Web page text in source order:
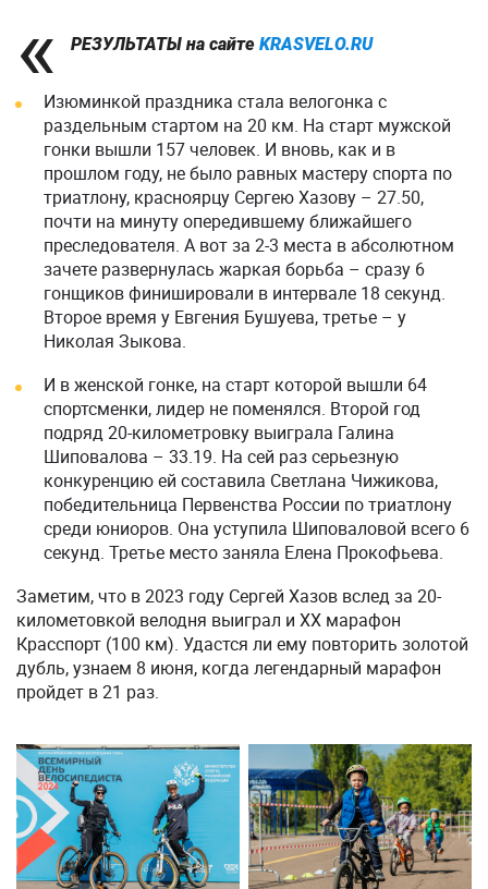
РЕЗУЛЬТАТЫ на сайте KRASVELO.RU
Изюминкой праздника стала велогонка с
раздельным стартом на 20 км. На старт мужской
гонки вышли 157 человек. И вновь, как и в
прошлом году, не было равных мастеру спорта по
триатлону, красноярцу Сергею Хазову – 27.50,
почти на минуту опередившему ближайшего
преследователя. А вот за 2-3 места в абсолютном
зачете развернулась жаркая борьба – сразу 6
гонщиков финишировали в интервале 18 секунд.
Второе время у Евгения Бушуева, третье – у
Николая Зыкова.
И в женской гонке, на старт которой вышли 64
спортсменки, лидер не поменялся. Второй год
подряд 20-километровку выиграла Галина
Шиповалова – 33.19. На сей раз серьезную
конкуренцию ей составила Светлана Чижикова,
победительница Первенства России по триатлону
среди юниоров. Она уступила Шиповаловой всего 6
секунд. Третье место заняла Елена Прокофьева.
Заметим, что в 2023 году Сергей Хазов вслед за 20-
километовкой велодня выиграл и ХХ марафон
Красспорт (100 км). Удастся ли ему повторить золотой
дубль, узнаем 8 июня, когда легендарный марафон
пройдет в 21 раз.